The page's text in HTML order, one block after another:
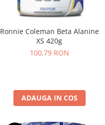
Ronnie Coleman Beta Alanine
XS 420g
100,79 RON
ADAUGA IN COS